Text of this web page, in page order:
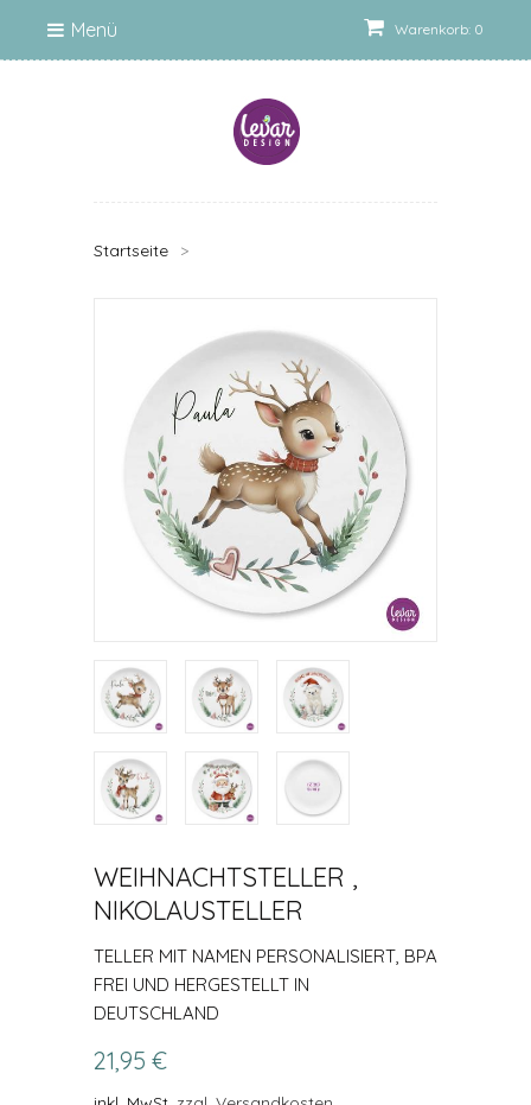
Warenkorb: 0
Menü
Startseite >
WEIHNACHTSTELLER ,
NIKOLAUSTELLER
TELLER MIT NAMEN PERSONALISIERT, BPA
FREI UND HERGESTELLT IN
DEUTSCHLAND
21,95 €